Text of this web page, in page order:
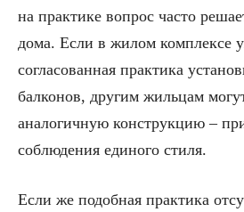
на практике вопрос часто
дома. Если в жилом комплексе
согласованная практика
балконов, другим жильцам
аналогичную конструкцию –
соблюдения единого стиля.
Если же подобная практика